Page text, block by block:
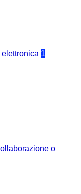
elettronica 1
o